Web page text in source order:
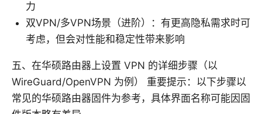
力
双VPN/多VPN场景（进阶）：有更高隐私需求时可
考虑，但会对性能和稳定性带来影响
五、在华硕路由器上设置 VPN 的详细步骤（以
WireGuard/OpenVPN 为例） 重要提示：以下步骤以
常见的华硕路由器固件为参考，具体界面名称可能因固